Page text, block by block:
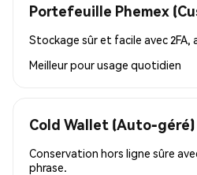
Portefeuille Phemex
Stockage sûr et facile avec 2FA,
Meilleur pourusage quotidien
Cold Wallet (Auto-géré)
Conservation hors ligne sûre
phrase.